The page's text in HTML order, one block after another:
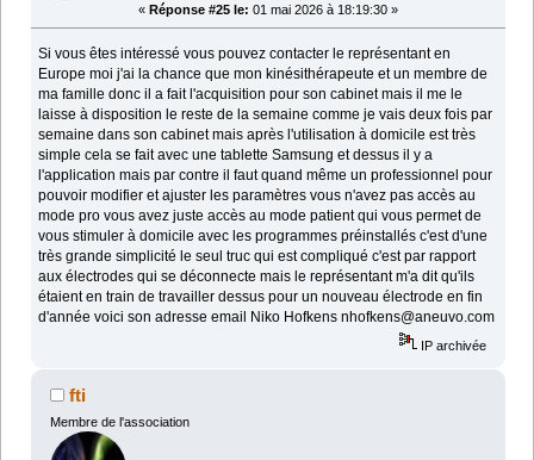
« Réponse #25 le: 01 mai 2026 à 18:19:30 »
Si vous êtes intéressé vous pouvez contacter le représentant en
Europe moi j'ai la chance que mon kinésithérapeute et un membre de
ma famille donc il a fait l'acquisition pour son cabinet mais il me le
laisse à disposition le reste de la semaine comme je vais deux fois par
semaine dans son cabinet mais après l'utilisation à domicile est très
simple cela se fait avec une tablette Samsung et dessus il y a
l'application mais par contre il faut quand même un professionnel pour
pouvoir modifier et ajuster les paramètres vous n'avez pas accès au
mode pro vous avez juste accès au mode patient qui vous permet de
vous stimuler à domicile avec les programmes préinstallés c'est d'une
très grande simplicité le seul truc qui est compliqué c'est par rapport
aux électrodes qui se déconnecte mais le représentant m'a dit qu'ils
étaient en train de travailler dessus pour un nouveau électrode en fin
d'année voici son adresse email Niko Hofkens nhofkens@aneuvo.com
IP archivée
fti
Membre de l'association